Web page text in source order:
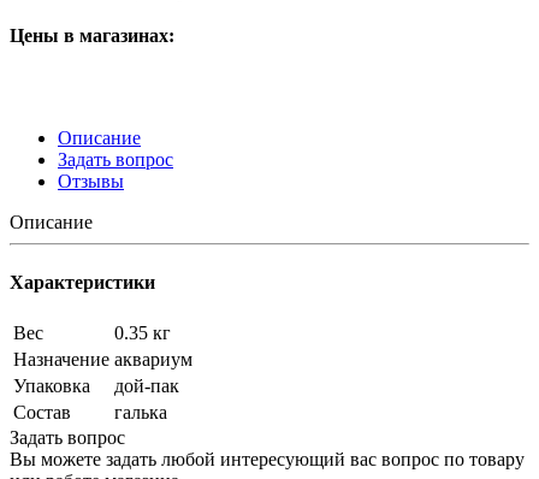
Цены в магазинах:
Описание
Задать вопрос
Отзывы
Описание
Характеристики
Вес
0.35 кг
Назначение аквариум
Упаковка
дой-пак
Состав
галька
Задать вопрос
Вы можете задать любой интересующий вас вопрос по товару